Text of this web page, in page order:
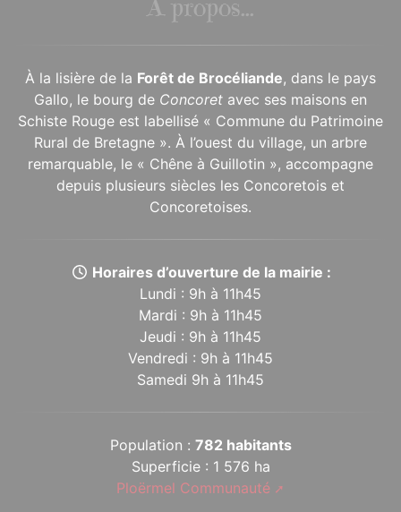
À propos...
À la lisière de la Forêt de Brocéliande, dans le pays
Gallo, le bourg de Concoret avec ses maisons en
Schiste Rouge est labellisé « Commune du Patrimoine
Rural de Bretagne ». À l’ouest du village, un arbre
remarquable, le « Chêne à Guillotin », accompagne
depuis plusieurs siècles les Concoretois et
Concoretoises.
Horaires d’ouverture de la mairie :
Lundi : 9h à 11h45
Mardi : 9h à 11h45
Jeudi : 9h à 11h45
Vendredi : 9h à 11h45
Samedi 9h à 11h45
Population : 782 habitants
Superficie : 1 576 ha
Ploërmel Communauté